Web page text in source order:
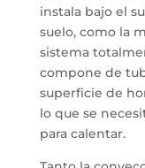
instala bajo el
suelo, como la
sistema
compone de
superficie de
lo que se
para calentar.